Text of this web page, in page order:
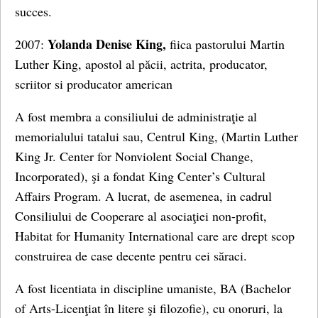
succes.
2007: Yolanda Denise King, fiica pastorului Martin
Luther King, apostol al păcii, actrita, producator,
scriitor si producator american
A fost membra a consiliului de administraţie al
memorialului tatalui sau, Centrul King, (Martin Luther
King Jr. Center for Nonviolent Social Change,
Incorporated), şi a fondat King Center’s Cultural
Affairs Program. A lucrat, de asemenea, in cadrul
Consiliului de Cooperare al asociaţiei non-profit,
Habitat for Humanity International care are drept scop
construirea de case decente pentru cei săraci.
A fost licentiata in discipline umaniste, BA (Bachelor
of Arts-Licenţiat în litere şi filozofie), cu onoruri, la